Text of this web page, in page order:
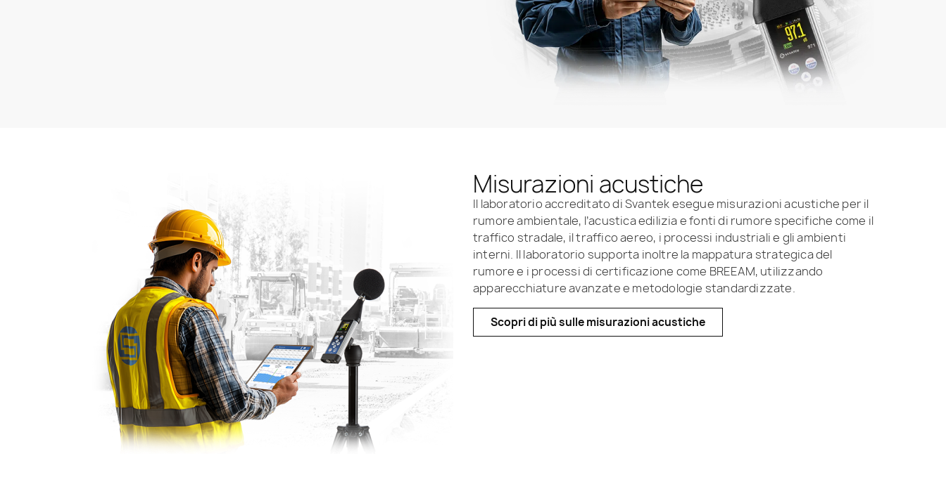
Misurazioni acustiche
Il laboratorio accreditato di Svantek esegue misurazioni acustiche per il
rumore ambientale, l’acustica edilizia e fonti di rumore specifiche come il
traffico stradale, il traffico aereo, i processi industriali e gli ambienti
interni. Il laboratorio supporta inoltre la mappatura strategica del
rumore e i processi di certificazione come BREEAM, utilizzando
apparecchiature avanzate e metodologie standardizzate.
Scopri di più sulle misurazioni acustiche